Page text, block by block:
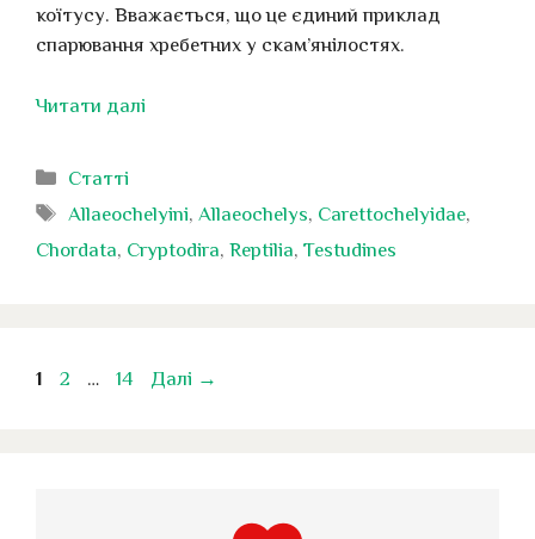
коїтусу. Вважається, що це єдиний приклад
спарювання хребетних у скам’янілостях.
Читати далі
Категорії
Статті
Позначки
Allaeochelyini, Allaeochelys, Carettochelyidae,
Chordata, Cryptodira, Reptilia, Testudines
Сторінка
1 Сторінка
2 … Сторінка
14 Далі →